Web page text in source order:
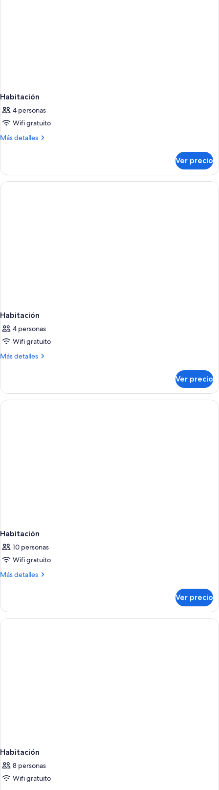
Habitación
4 personas
Wifi gratuito
Más detalles
Más
Ver precio
Habitación
4 personas
Wifi gratuito
Más detalles
Más
Ver precio
Habitación
10 personas
Wifi gratuito
Más detalles
Más
Ver precio
Habitación
8 personas
Wifi gratuito